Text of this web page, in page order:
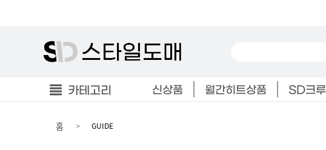
카테고리 신상품 월간히트상품 SD크루
홈 GUIDE